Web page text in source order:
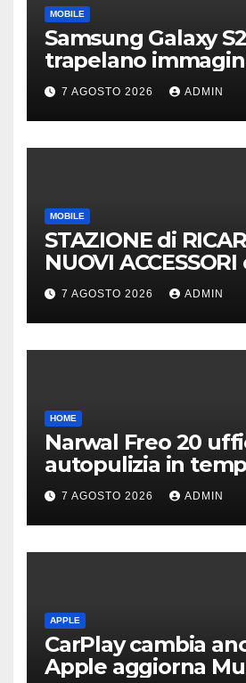
MOBILE
Samsung Galaxy
trapelano
risoluzione e
design
7 AGOSTO 2026 ADMIN
MOBILE
STAZIONE di
NUOVI ACCESSORI
40Gb SBS
7 AGOSTO 2026 ADMIN
HOME
Narwal Freo 20
autopulizia in
speciale design in
7 AGOSTO 2026 ADMIN
APPLE
CarPlay cambia
Apple aggiorna